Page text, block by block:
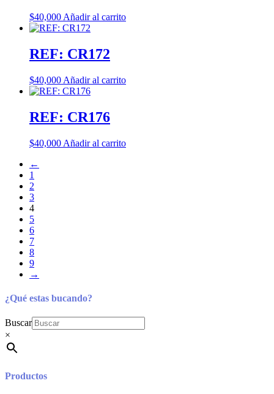
$40,000 Añadir al carrito
REF: CR172
$40,000 Añadir al carrito
REF: CR176
$40,000 Añadir al carrito
←
1
2
3
4
5
6
7
8
9
→
¿Qué estas bucando?
Buscar
×
Productos